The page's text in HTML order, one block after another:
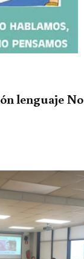
lenguaje No